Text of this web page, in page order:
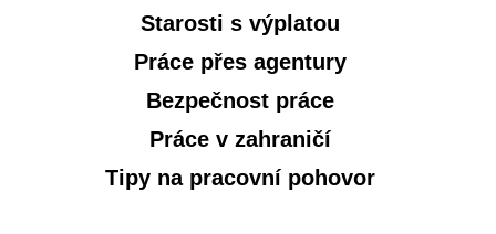
Starosti s výplatou
Práce přes agentury
Bezpečnost práce
Práce v zahraničí
Tipy na pracovní pohovor